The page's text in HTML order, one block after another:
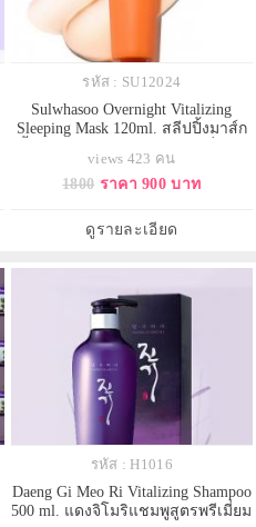
รหัส : SU12024
Sulwhasoo Overnight Vitalizing
Sleeping Mask 120ml. สลีปปิ้งมาส์ก
ผิวอิ่มเอิบเพียงข้ามคืน มอบสัมผัส
แห่งความชุ่มชื่นได้อย่างดีเยี่ยมใน
เป็นเหมือนฟิมล์บางๆ เคลือบไว้บน
ผิวปกป้องการสูญเสียความชุ่มชื่น
views 423 คน
1800 ราคา 900 บาท
ดูรายละเอียด
รหัส : H1016
Daeng Gi Meo Ri Vitalizing Shampoo
500 ml. แดงจิโมริแชมพูสูตรพรีเมี่ยม